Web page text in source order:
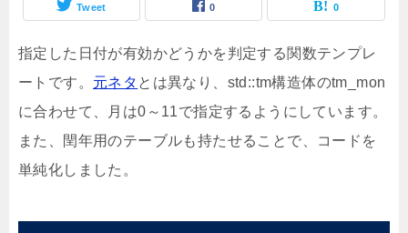
Tweet 0 0
指定した日付が有効かどうかを判定する関数テンプレ
ートです。 元ネタ とは異なり、std::tm構造体のtm_mon
に合わせて、月は0～11で指定するようにしています。
また、閏年用のテーブルも持たせることで、コードを
単純化しました。